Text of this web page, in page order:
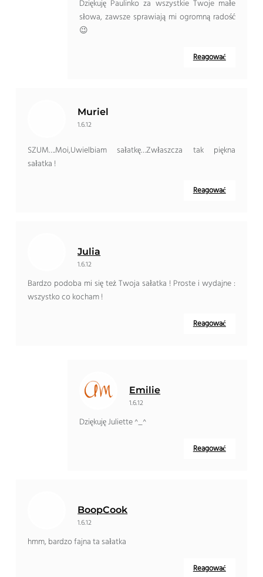
Dziękuję Paulinko za wszystkie Twoje małe
słowa, zawsze sprawiają mi ogromną radość
😉
Reagować
Muriel
1.6.12
SZUM….Moi,Uwielbiam sałatkę…Zwłaszcza tak piękna
sałatka !
Reagować
Julia
1.6.12
Bardzo podoba mi się też Twoja sałatka ! Proste i wydajne :
wszystko co kocham !
Reagować
Emilie
1.6.12
Dziękuję Juliette ^_^
Reagować
BoopCook
1.6.12
hmm, bardzo fajna ta sałatka
Reagować